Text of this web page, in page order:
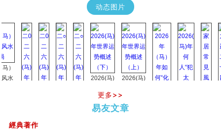
创业容易成功的6种手相
算命先生都不外传的算命顺口溜
什么是到山到向？上山下水？
六爻算卦：我能面试升职吗？
《高岛易断》(一)
朱德總司命造 (名⼈⼋字淺析九）
刘燮鈞讲人相 手相论财运
商舖大門的風水原則 (上)
动态图片
2026(马)
（下）
2026(马)
势概述
（上）
更多>>
易友文章
經典著作